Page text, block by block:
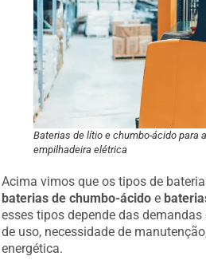
Baterias de lítio e chumbo-ácido para
empilhadeira elétrica
Acima vimos que os tipos de
baterias de chumbo-ácido e
esses tipos depende das
de uso, necessidade de
energética.